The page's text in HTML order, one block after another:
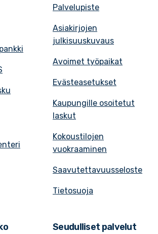
Palvelupiste
Asiakirjojen
julkisuuskuvaus
Avoimet työpaikat
Evästeasetukset
Kaupungille osoitetut
laskut
Kokoustilojen
vuokraaminen
Saavutettavuusseloste
Tietosuoja
Seudulliset palvelut